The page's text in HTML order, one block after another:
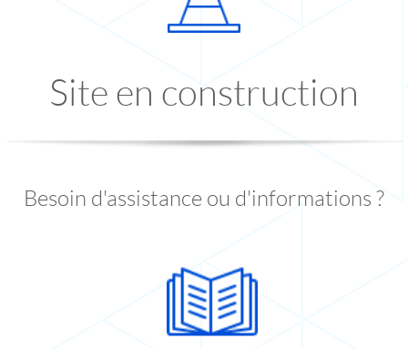
Site en construction
Besoin d'assistance ou d'informations ?